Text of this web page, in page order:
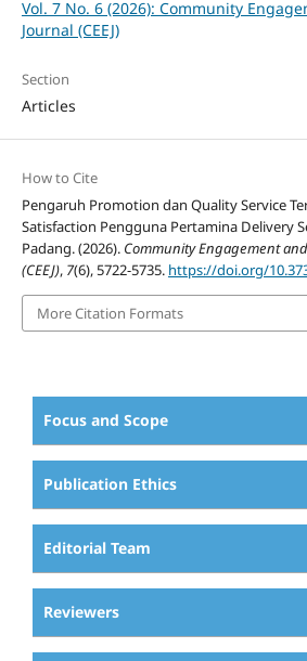
Vol. 7 No. 6 (2026): Community
Journal (CEEJ)
Section
Articles
How to Cite
Pengaruh Promotion dan Quality Service
Satisfaction Pengguna Pertamina Delivery
Padang. (2026). Community Engagement
(CEEJ), 7(6), 5722-5735. https://doi.org/
More Citation Formats
Focus and Scope
Publication Ethics
Editorial Team
Reviewers